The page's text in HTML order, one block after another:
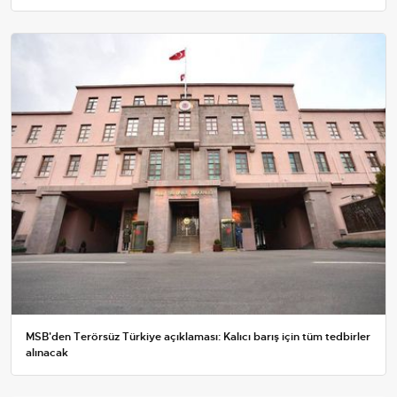
MSB'den Terörsüz Türkiye açıklaması: Kalıcı barış için tüm tedbirler
alınacak